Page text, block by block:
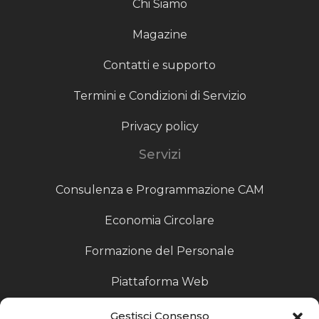
Gestisci Consenso
Chi Siamo
Magazine
Contatti e supporto
Termini e Condizioni di Servizio
Privacy policy
Servizi
Consulenza e Programmazione CAM
Economia Circolare
Formazione del Personale
Piattaforma Web
Scouting fornitori